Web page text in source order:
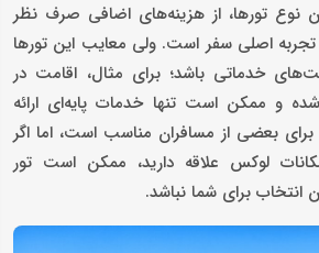
نوع تورها، از هزینه‌های اضافی صرف ‌نظر
اصلی سفر است. ولی معایب این تورها
خدماتی باشد؛ برای مثال، اقامت در
و ممکن است تنها خدمات پایه‌ای ارائه
بعضی از مسافران مناسب است، اما اگر
لوکس علاقه دارید، ممکن است تور
انتخاب برای شما نباشد.